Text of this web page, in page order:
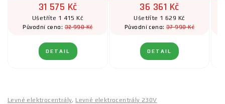
31 575 Kč
Ušetříte 1 415 Kč
Původní cena:32 990 Kč
DETAIL
36 361 Kč
Ušetříte 1 629 Kč
Původní cena:37 990 Kč
DETAIL
Levné elektrocentrály, Levné elektrocentrály 230V